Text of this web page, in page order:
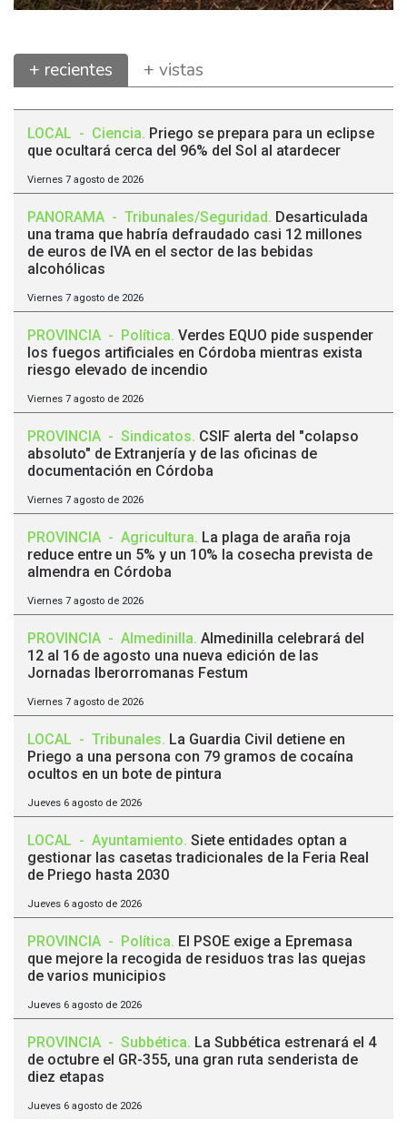
+ recientes + vistas
LOCAL - Ciencia. Priego se prepara para un eclipse
que ocultará cerca del 96% del Sol al atardecer
Viernes 7 agosto de 2026
PANORAMA - Tribunales/Seguridad. Desarticulada
una trama que habría defraudado casi 12 millones
de euros de IVA en el sector de las bebidas
alcohólicas
Viernes 7 agosto de 2026
PROVINCIA - Política. Verdes EQUO pide suspender
los fuegos artificiales en Córdoba mientras exista
riesgo elevado de incendio
Viernes 7 agosto de 2026
PROVINCIA - Sindicatos. CSIF alerta del "colapso
absoluto" de Extranjería y de las oficinas de
documentación en Córdoba
Viernes 7 agosto de 2026
PROVINCIA - Agricultura. La plaga de araña roja
reduce entre un 5% y un 10% la cosecha prevista de
almendra en Córdoba
Viernes 7 agosto de 2026
PROVINCIA - Almedinilla. Almedinilla celebrará del
12 al 16 de agosto una nueva edición de las
Jornadas Iberorromanas Festum
Viernes 7 agosto de 2026
LOCAL - Tribunales. La Guardia Civil detiene en
Priego a una persona con 79 gramos de cocaína
ocultos en un bote de pintura
Jueves 6 agosto de 2026
LOCAL - Ayuntamiento. Siete entidades optan a
gestionar las casetas tradicionales de la Feria Real
de Priego hasta 2030
Jueves 6 agosto de 2026
PROVINCIA - Política. El PSOE exige a Epremasa
que mejore la recogida de residuos tras las quejas
de varios municipios
Jueves 6 agosto de 2026
PROVINCIA - Subbética. La Subbética estrenará el 4
de octubre el GR-355, una gran ruta senderista de
diez etapas
Jueves 6 agosto de 2026